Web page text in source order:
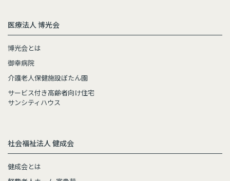
医療法人 博光会
博光会とは
御幸病院
介護老人保健施設ぼたん園
サービス付き高齢者向け住宅
サンシティハウス
社会福祉法人 健成会
健成会とは